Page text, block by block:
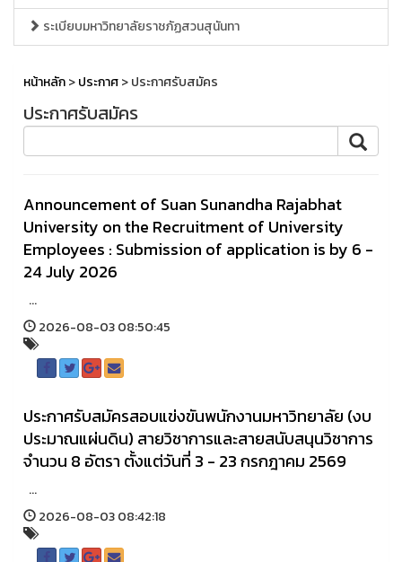
ระเบียบมหาวิทยาลัยราชภัฏสวนสุนันทา
หน้าหลัก>ประกาศ> ประกาศรับสมัคร
ประกาศรับสมัคร
Announcement of Suan Sunandha Rajabhat
University on the Recruitment of University
Employees : Submission of application is by 6 -
24 July 2026
...
2026-08-03 08:50:45
ประกาศรับสมัครสอบแข่งขันพนักงานมหาวิทยาลัย (งบ
ประมาณแผ่นดิน) สายวิชาการและสายสนับสนุนวิชาการ
จำนวน 8 อัตรา ตั้งแต่วันที่ 3 - 23 กรกฎาคม 2569
...
2026-08-03 08:42:18